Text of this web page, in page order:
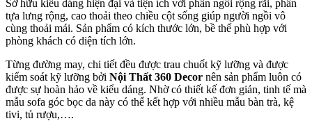
Sở hữu kiểu dáng hiện đại và tiện ích với phần ngồi rộng rãi, phần
tựa lưng rộng, cao thoải theo chiều cột sống giúp người ngồi vô
cùng thoải mái. Sản phẩm có kích thước lớn, bề thế phù hợp với
phòng khách có diện tích lớn.
Từng đường may, chi tiết đều được trau chuốt kỹ lưỡng và được
kiểm soát kỹ lưỡng bởi Nội Thất 360 Decor nên sản phẩm luôn có
được sự hoàn hảo về kiểu dáng. Nhờ có thiết kế đơn giản, tinh tế mà
mẫu sofa góc bọc da này có thể kết hợp với nhiều mẫu bàn trà, kệ
tivi, tủ rượu,….